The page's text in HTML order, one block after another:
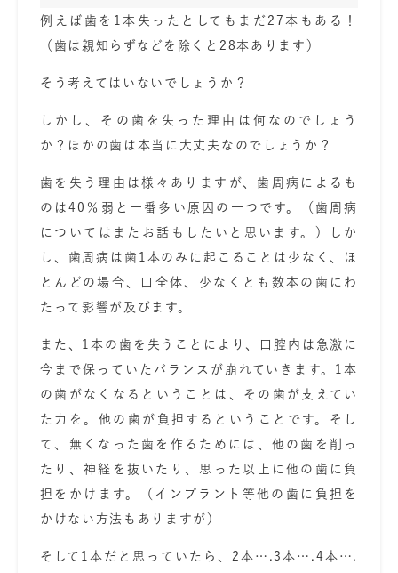
例えば歯を1本失ったとしてもまだ27本もある！
（歯は親知らずなどを除くと28本あります）
そう考えてはいないでしょうか？
しかし、その歯を失った理由は何なのでしょう
か？ほかの歯は本当に大丈夫なのでしょうか？
歯を失う理由は様々ありますが、歯周病によるも
のは40％弱と一番多い原因の一つです。（歯周病
についてはまたお話もしたいと思います。）しか
し、歯周病は歯1本のみに起こることは少なく、ほ
とんどの場合、口全体、少なくとも数本の歯にわ
たって影響が及びます。
また、1本の歯を失うことにより、口腔内は急激に
今まで保っていた バランスが崩れていきます。 1本
の歯がなくなるということは、その歯が支えてい
た力を。他の歯が負担するということです。そし
て、無くなった歯を作るためには、他の歯を削っ
たり、神経を抜いたり、思った以上に他の歯に負
担をかけます。（インプラント等他の歯に負担を
かけない方法もありますが）
そして1本だと思っていたら、 2本….3本….4本….